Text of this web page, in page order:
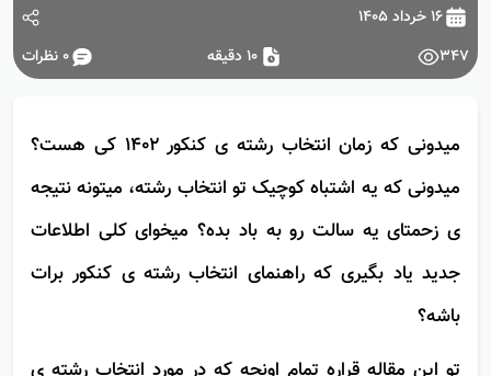
۱۶ خرداد ۱۴۰۵
میدونی که زمان انتخاب رشته ی کنکور ۱۴۰۲ کی هست؟
میدونی که یه اشتباه کوچیک تو انتخاب رشته، میتونه نتیجه
ی زحمتای یه سالت رو به باد بده؟ میخوای کلی اطلاعات
جدید یاد بگیری که راهنمای انتخاب رشته ی کنکور برات
باشه؟